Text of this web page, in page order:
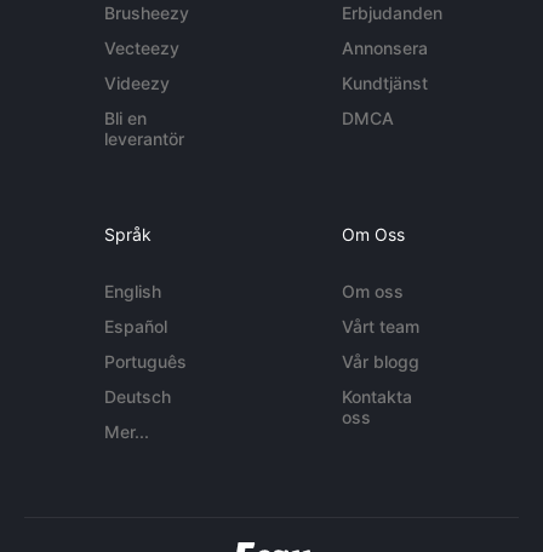
Brusheezy
Vecteezy
Videezy
Bli en
leverantör
Erbjudanden
Annonsera
Kundtjänst
DMCA
Språk
English
Español
Português
Deutsch
Mer...
Om Oss
Om oss
Vårt team
Vår blogg
Kontakta
oss